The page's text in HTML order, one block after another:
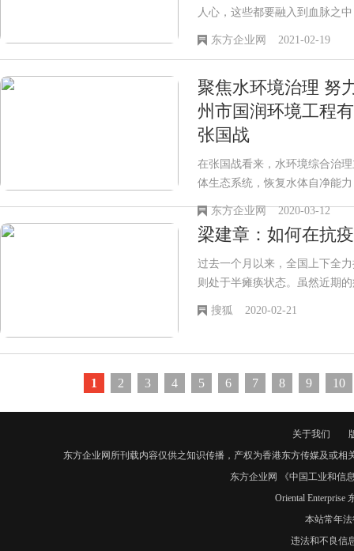
人心，这些都要融入到血脉之
一番事业。而北京力拓寰球建
东方企业网 2021-02-19
聚焦水环境治理 努
州市国润环境工程
张国战
在张国战看来，水环境综合治
体生态系统，恢复水体自净能
位，促进经济和社会可持续发
关注焦点。
东方企业网 2020-03-12
梁建章：如何在抗
过去一个月以来，全国上下全
则处于半瘫痪状态。虽然近期
多企业迟迟不能完全复工。
搜狐 2020-02-21
1 2 3 4 5 6 7 8 9 10
关于我们
东方企业网所刊载内容仅供之知识传播，产权为香港东方传媒及或
东方企业网 《中国工业和信
Oriental Enterprise
本站常年
违法和不良信